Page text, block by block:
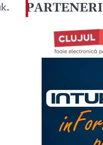
PARTENERI